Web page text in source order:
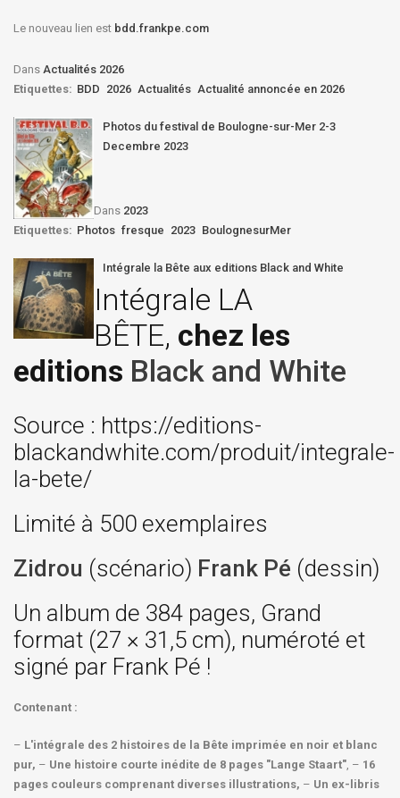
Le nouveau lien est bdd.frankpe.com
Dans Actualités 2026
Etiquettes: BDD 2026 Actualités Actualité annoncée en 2026
Photos du festival de Boulogne-sur-Mer 2-3
Decembre 2023
Dans 2023
Etiquettes: Photos fresque 2023 BoulognesurMer
Intégrale la Bête aux editions Black and White
Intégrale LA
BÊTE, chez les
editions Black and White
Source : https://editions-
blackandwhite.com/produit/integrale-
la-bete/
Limité à 500 exemplaires
Zidrou (scénario) Frank Pé (dessin)
Un album de 384 pages, Grand
format (27 × 31,5 cm), numéroté et
signé par Frank Pé !
Contenant :
– L'intégrale des 2 histoires de la Bête imprimée en noir et blanc
pur, – Une histoire courte inédite de 8 pages "Lange Staart" , – 16
pages couleurs comprenant diverses illustrations, – Un ex-libris